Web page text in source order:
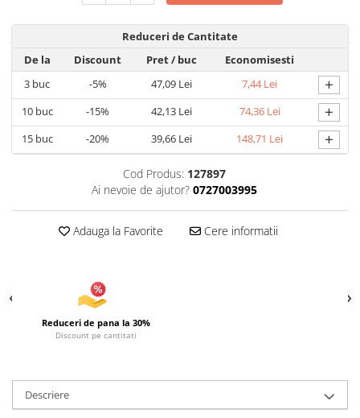
Articole pentru Iluminat
Lampi de veghe
Articole si, Echipamente pentru
Transport şi Ridicat
Pelerine, Umbrele si Accesorii
Videoproiectoare
Reduceri de Cantitate
De la
Discount Pret/ buc
Economisesti
3 buc -5% 47,09 Lei 7,44 Lei +
10buc -15% 42,13 Lei 74,36 Lei +
15buc -20% 39,66 Lei 148,71 Lei +
Cod Produs: 127897
Ai nevoie de ajutor? 0727003995
Adauga la Favorite Cere informatii
Reduceri de pana la 30%
Discount pe cantitati
Descriere